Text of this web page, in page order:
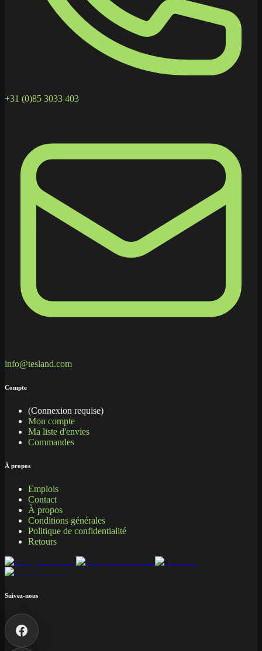
+31 (0)85 3033 403
info@tesland.com
Compte
(Connexion requise)
Mon compte
Ma liste d'envies
Commandes
À propos
Emplois
Contact
À propos
Conditions générales
Politique de confidentialité
Retours
Suivez-nous